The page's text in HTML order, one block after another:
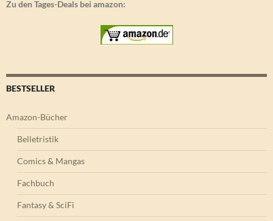
Zu den Tages-Deals bei amazon:
BESTSELLER
Amazon-Bücher
Belletristik
Comics & Mangas
Fachbuch
Fantasy & SciFi